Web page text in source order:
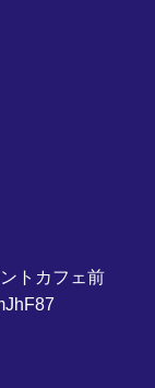
トカフェ前